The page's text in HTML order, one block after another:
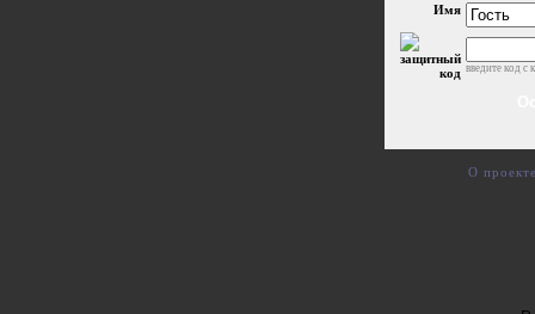
Имя
введите код с
О